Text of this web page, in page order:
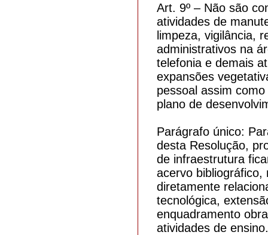
Art. 9º – Não são
atividades de
limpeza, vigilância,
administrativos na
telefonia e demais
expansões
pessoal assim
plano de
Parágrafo único:
desta Resolução,
de infraestrutura
acervo bibliográfico,
diretamente
tecnológica,
enquadramento
atividades de ensino.